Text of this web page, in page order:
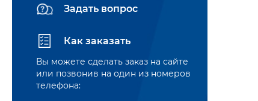
Задать вопрос
Как заказать
Вы можете сделать заказ на сайте
или позвонив на один из номеров
телефона: